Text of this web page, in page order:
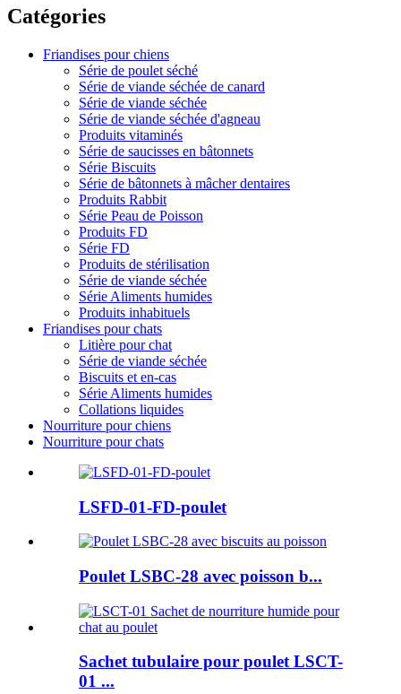
Catégories
Friandises pour chiens
Série de poulet séché
Série de viande séchée de canard
Série de viande séchée
Série de viande séchée d'agneau
Produits vitaminés
Série de saucisses en bâtonnets
Série Biscuits
Série de bâtonnets à mâcher dentaires
Produits Rabbit
Série Peau de Poisson
Produits FD
Série FD
Produits de stérilisation
Série de viande séchée
Série Aliments humides
Produits inhabituels
Friandises pour chats
Litière pour chat
Série de viande séchée
Biscuits et en-cas
Série Aliments humides
Collations liquides
Nourriture pour chiens
Nourriture pour chats
LSFD-01-FD-poulet
Poulet LSBC-28 avec poisson b...
Sachet tubulaire pour poulet LSCT-
01 ...